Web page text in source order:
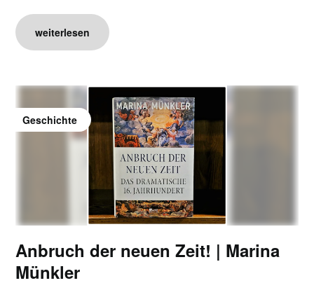
weiterlesen
Geschichte
Anbruch der neuen Zeit! | Marina
Münkler